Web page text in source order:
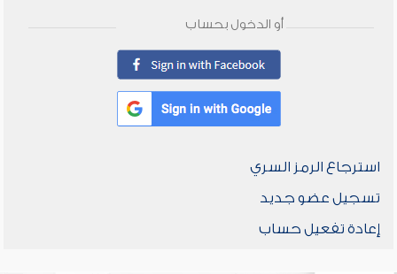
أو الدخول بحساب
استرجاع الرمز السري
تسجيل عضو جديد
إعادة تفعيل حساب